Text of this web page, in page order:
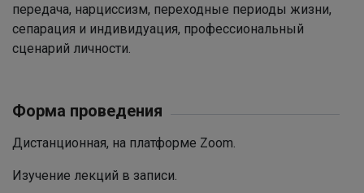
передача, нарциссизм, переходные периоды жизни,
сепарация и индивидуация, профессиональный
сценарий личности.
Форма проведения
Дистанционная, на платформе Zoom.
Изучение лекций в записи.